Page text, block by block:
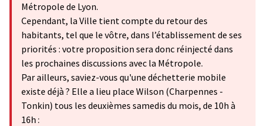
Métropole de Lyon.
Cependant, la Ville tient compte du retour des
habitants, tel que le vôtre, dans l’établissement de ses
priorités : votre proposition sera donc réinjecté dans
les prochaines discussions avec la Métropole.
Par ailleurs, saviez-vous qu'une déchetterie mobile
existe déjà ? Elle a lieu place Wilson (Charpennes -
Tonkin) tous les deuxièmes samedis du mois, de 10h à
16h :